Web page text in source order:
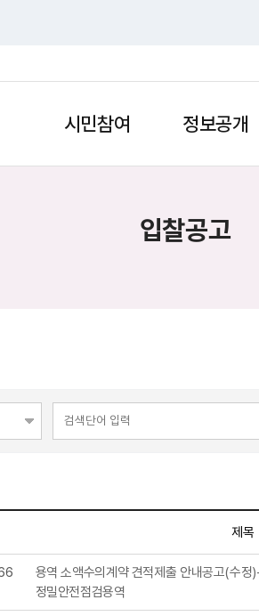
시민참여 정보공개
입찰공고
제목
용역 소액수의계약 견적제출 안내공고(수
정밀안전점검용역